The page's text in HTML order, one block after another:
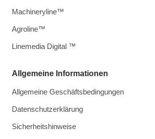
Allgemeine Informationen
Allgemeine Geschäftsbedingungen
Datenschutzerklärung
Sicherheitshinweise
Machineryline™
Agroline™
Linemedia Digital ™